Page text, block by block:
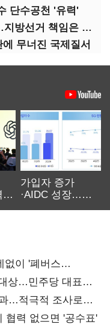
단수공천 '유력'
국힘 소장파 "절윤 요구 중단…지방선거 책임은 장동혁 몫"
무너진 국제질서
대
가입자 증가
·AIDC 성장…
없이 '폐버스
상…민주당 대표로
…적극적 조사로
협력 없으면 '공수표'